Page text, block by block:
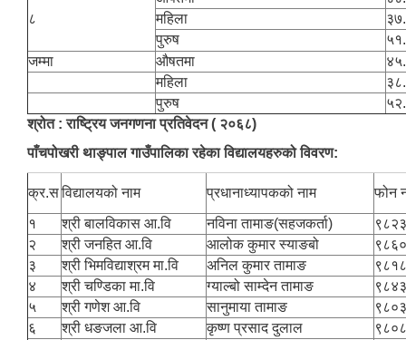
८
महिला
पुरुष
जम्मा
औषतमा
महिला
पुरुष
श्रोत : राष्ट्रिय जनगणना प्रतिवेदन ( २०६८)
पाँचपोखरी थाङ्पाल गाउँपालिका रहेका विद्यालयहरुको विवरण:
क्र.सविद्यालयको नाम प्रधानाध्यापकको नाम
फोन
१
श्री बालविकास आ.वि नविना तामाङ(सहजकर्ता)
२
श्री जनहित आ.वि आलोक कुमार स्याङबो
३
श्री भिमविद्याश्रम मा.वि अनिल कुमार तामाङ
४
श्री चण्डिका मा.वि ग्याल्बो साम्देन तामाङ
५
श्री गणेश आ.वि सानुमाया तामाङ
६
श्री धङजला आ.वि कृष्ण प्रसाद दुलाल